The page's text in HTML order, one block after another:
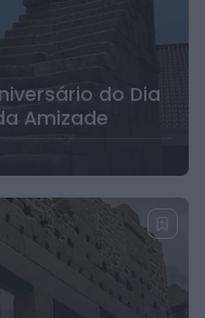
do Dia
Amizade